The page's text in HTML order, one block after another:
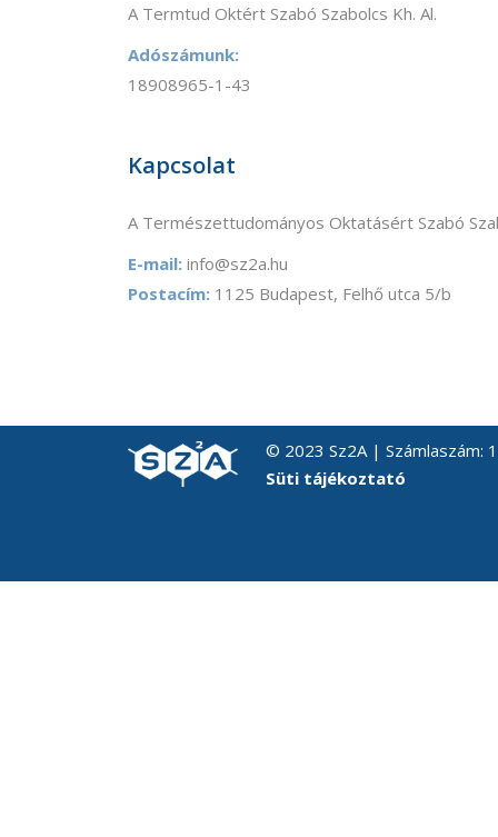
A Termtud Oktért Szabó Szabolcs Kh. Al.
Adószámunk:
18908965-1-43
Kapcsolat
A Természettudományos Oktatásért Szabó
E-mail: info@sz2a.hu
Postacím: 1125 Budapest, Felhő utca 5/b
© 2023 Sz2A | Számlaszám:
Süti tájékoztató